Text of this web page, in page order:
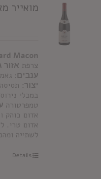
מואייר
Macon
צרפת אזור
ענבים:
יצור:
במכלי
טמפרטורה
אדום בוהק
אדום טרי.
לשתייה
Details